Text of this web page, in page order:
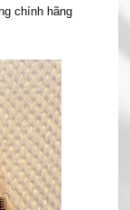
chính hãng